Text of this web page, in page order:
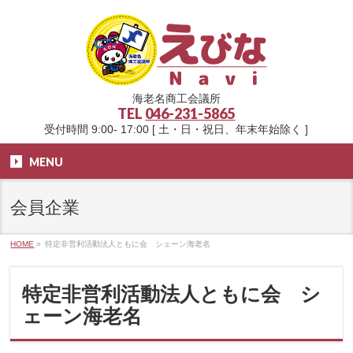
海老名商工会議所
TEL 046-231-5865
受付時間 9:00- 17:00 [ 土・日・祝日、年末年始除く ]
MENU
会員企業
HOME » 特定非営利活動法人ともに会 シェーン海老名
特定非営利活動法人ともに会 シ
ェーン海老名